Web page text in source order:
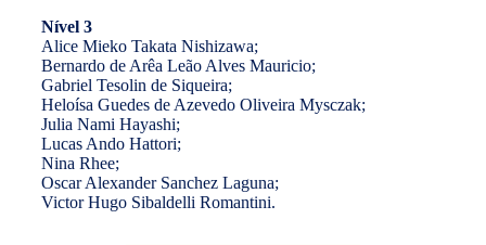
Nível 3
Alice Mieko Takata Nishizawa;
Bernardo de Arêa Leão Alves Mauricio;
Gabriel Tesolin de Siqueira;
Heloísa Guedes de Azevedo Oliveira Mysczak;
Julia Nami Hayashi;
Lucas Ando Hattori;
Nina Rhee;
Oscar Alexander Sanchez Laguna;
Victor Hugo Sibaldelli Romantini.